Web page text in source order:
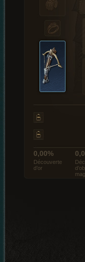
0,00%
Découverte
d’or